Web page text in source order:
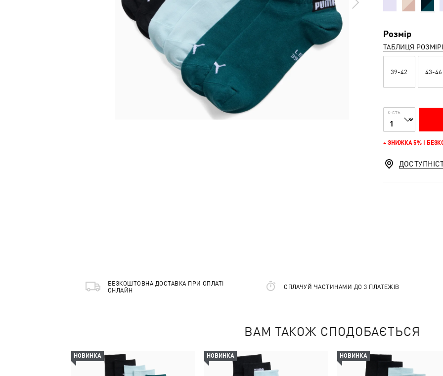
Розмір
ТАБЛИЦЯ
39-42 43-46
К-СТЬ
+ ЗНИЖКА 5% І
БЕЗКОШТОВНА ДОСТАВКА ПРИ ОПЛАТІ
ОНЛАЙН
ОПЛАЧУЙ ЧАСТИНАМИ ДО 3 ПЛАТЕЖІВ
ВАМ ТАКОЖ СПОДОБАЄТЬСЯ
НОВИНКА НОВИНКА НОВИНКА